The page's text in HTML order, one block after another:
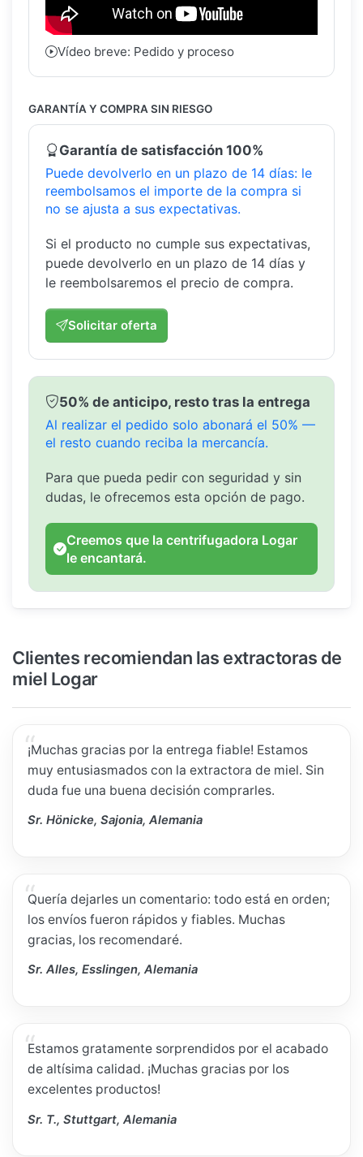
Vídeo breve: Pedido y proceso
GARANTÍA Y COMPRA SIN RIESGO
Garantía de satisfacción 100%
Puede devolverlo en un plazo de 14 días: le
reembolsamos el importe de la compra si
no se ajusta a sus expectativas.
Si el producto no cumple sus expectativas,
puede devolverlo en un plazo de 14 días y
le reembolsaremos el precio de compra.
Solicitar oferta
50% de anticipo, resto tras la entrega
Al realizar el pedido solo abonará el 50% —
el resto cuando reciba la mercancía.
Para que pueda pedir con seguridad y sin
dudas, le ofrecemos esta opción de pago.
Creemos que la centrifugadora Logar
le encantará.
Clientes recomiendan las extractoras de
miel Logar
¡Muchas gracias por la entrega fiable! Estamos
muy entusiasmados con la extractora de miel. Sin
duda fue una buena decisión comprarles.
Sr. Hönicke, Sajonia, Alemania
Quería dejarles un comentario: todo está en orden;
los envíos fueron rápidos y fiables. Muchas
gracias, los recomendaré.
Sr. Alles, Esslingen, Alemania
Estamos gratamente sorprendidos por el acabado
de altísima calidad. ¡Muchas gracias por los
excelentes productos!
Sr. T., Stuttgart, Alemania